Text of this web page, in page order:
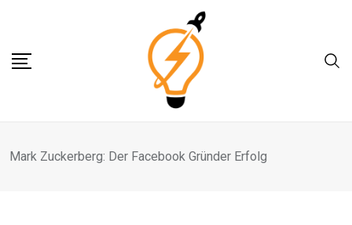
content
Mark Zuckerberg: Der Facebook Gründer Erfolg